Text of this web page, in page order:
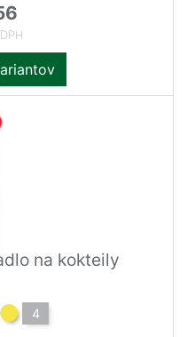
na kokteily
4